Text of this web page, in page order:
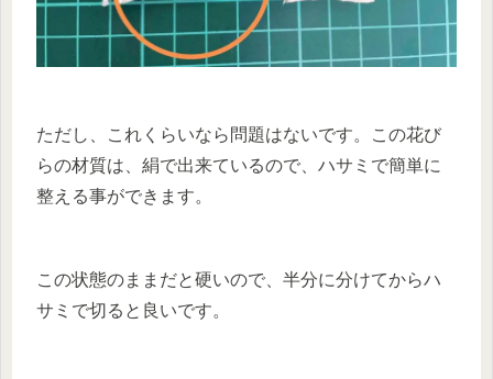
ただし、これくらいなら問題はないです。この花び
らの材質は、絹で出来ているので、ハサミで簡単に
整える事ができます。
この状態のままだと硬いので、半分に分けてからハ
サミで切ると良いです。